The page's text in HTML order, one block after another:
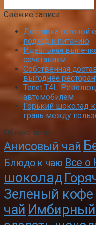
Свежие записи
Доставка готовой
подход к питанию
Идеальная
сочетаниям
Собственная
выгоднее
Tenet T4L:
автомобилем
Горький шоколад
грань между
Облако тегов
Анисовый чай
Блюдо к чаю Все о
шоколад
Зеленый кофе
чай Имбирный